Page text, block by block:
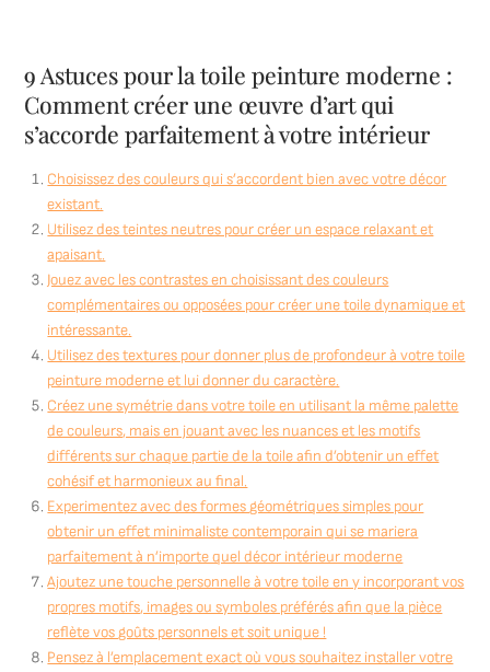
9 Astuces pour la toile peinture moderne :
Comment créer une œuvre d’art qui
s’accorde parfaitement à votre intérieur
Choisissez des couleurs qui s’accordent bien avec votre décor
existant.
Utilisez des teintes neutres pour créer un espace relaxant et
apaisant.
Jouez avec les contrastes en choisissant des couleurs
complémentaires ou opposées pour créer une toile dynamique et
intéressante.
Utilisez des textures pour donner plus de profondeur à votre toile
peinture moderne et lui donner du caractère.
Créez une symétrie dans votre toile en utilisant la même palette
de couleurs, mais en jouant avec les nuances et les motifs
différents sur chaque partie de la toile afin d’obtenir un effet
cohésif et harmonieux au final.
Experimentez avec des formes géométriques simples pour
obtenir un effet minimaliste contemporain qui se mariera
parfaitement à n’importe quel décor intérieur moderne
Ajoutez une touche personnelle à votre toile en y incorporant vos
propres motifs, images ou symboles préférés afin que la pièce
reflète vos goûts personnels et soit unique !
Pensez à l’emplacement exact où vous souhaitez installer votre